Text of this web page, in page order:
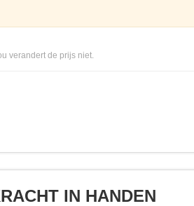
verandert de prijs niet.
IN HANDEN